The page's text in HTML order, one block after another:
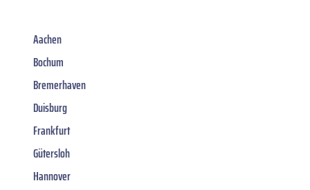
Aachen
Bochum
Bremerhaven
Duisburg
Frankfurt
Gütersloh
Hannover